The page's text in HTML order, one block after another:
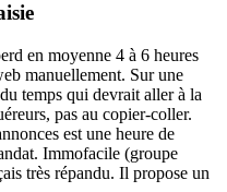
en moyenne 4 à 6 heures
manuellement. Sur une
temps qui devrait aller à la
pas au copier-coller.
est une heure de
Immofacile (groupe
très répandu. Il propose un